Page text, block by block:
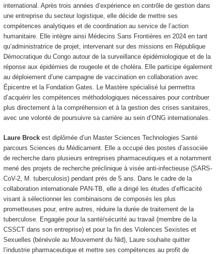
international. Après trois années d’expérience en contrôle de gestion dans
une entreprise du secteur logistique, elle décide de mettre ses
compétences analytiques et de coordination au service de l’action
humanitaire. Elle intègre ainsi Médecins Sans Frontières en 2024 en tant
qu’administratrice de projet, intervenant sur des missions en République
Démocratique du Congo autour de la surveillance épidémiologique et de la
réponse aux épidémies de rougeole et de choléra. Elle participe également
au déploiement d’une campagne de vaccination en collaboration avec
Épicentre et la Fondation Gates. Le Mastère spécialisé lui permettra
d’acquérir les compétences méthodologiques nécessaires pour contribuer
plus directement à la compréhension et à la gestion des crises sanitaires,
avec une volonté de poursuivre sa carrière au sein d’ONG internationales.
Laure Brockest diplômée d’un Master Sciences Technologies Santé
parcours Sciences du Médicament. Elle a occupé des postes d’associée
de recherche dans plusieurs entreprises pharmaceutiques et a notamment
mené des projets de recherche préclinique à visée anti-infectieuse (SARS-
CoV-2, M. tuberculosis) pendant près de 5 ans. Dans le cadre de la
collaboration internationale PAN-TB, elle a dirigé les études d’efficacité
visant à sélectionner les combinaisons de composés les plus
prometteuses pour, entre autres, réduire la durée de traitement de la
tuberculose. Engagée pour la santé/sécurité au travail (membre de la
CSSCT dans son entreprise) et pour la fin des Violences Sexistes et
Sexuelles (bénévole au Mouvement du Nid), Laure souhaite quitter
l’industrie pharmaceutique et mettre ses compétences au profit de